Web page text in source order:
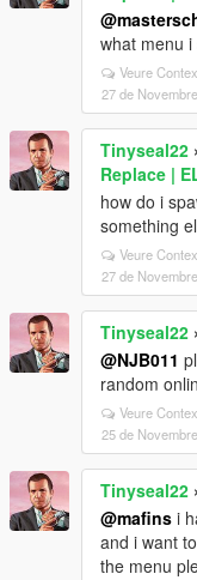
what menu
Veure
27 de
Tinyseal22
Replace |
how do i
something
Veure
27 de
Tinyseal22
@NJB011
random
Veure
25 de
Tinyseal22
@mafins i
and i want
the menu